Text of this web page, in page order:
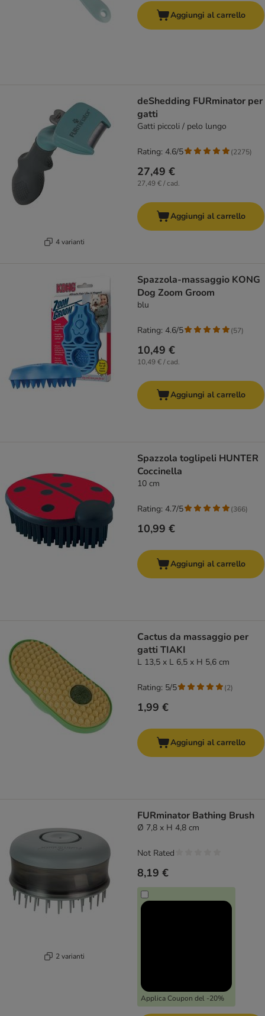
Aggiungi al carrello
4 varianti
deShedding FURminator per
gatti
Gatti piccoli / pelo lungo
27,49 €
27,49 € / cad.
Rating: 4.6/5 (2275)
Aggiungi al carrello
Spazzola-massaggio KONG
Dog Zoom Groom
blu
10,49 €
10,49 € / cad.
Rating: 4.6/5 (57)
Aggiungi al carrello
Spazzola toglipeli HUNTER
Coccinella
10 cm
10,99 €
Rating: 4.7/5 (366)
Aggiungi al carrello
Cactus da massaggio per
gatti TIAKI
L 13,5 x L 6,5 x H 5,6 cm
1,99 €
Rating: 5/5 (2)
Aggiungi al carrello
2 varianti
FURminator Bathing Brush
Ø 7,8 x H 4,8 cm
8,19 €
Applica Coupon del -20%
Not Rated